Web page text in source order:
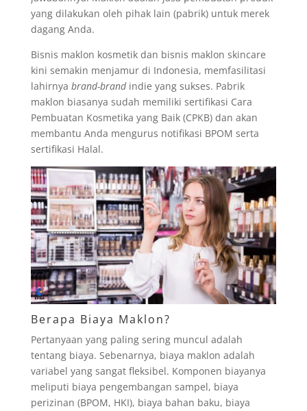
yang dilakukan oleh pihak lain (pabrik) untuk merek
dagang Anda.
Bisnis maklon kosmetik dan bisnis maklon skincare
kini semakin menjamur di Indonesia, memfasilitasi
lahirnya brand-brandindie yang sukses. Pabrik
maklon biasanya sudah memiliki sertifikasi Cara
Pembuatan Kosmetika yang Baik (CPKB) dan akan
membantu Anda mengurus notifikasi BPOM serta
sertifikasi Halal.
Berapa Biaya Maklon?
Pertanyaan yang paling sering muncul adalah
tentang biaya. Sebenarnya, biaya maklon adalah
variabel yang sangat fleksibel. Komponen biayanya
meliputi biaya pengembangan sampel, biaya
perizinan (BPOM, HKI), biaya bahan baku, biaya